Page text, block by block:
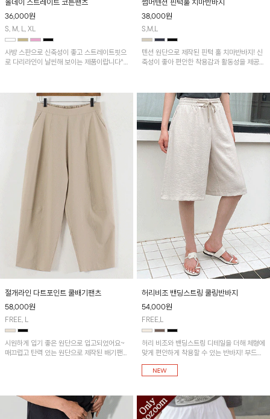
올데이 스트레이트 코튼팬츠
36,000원
S, M, L, XL
사방 스판으로 신축성이 좋고 스트레이트핏으
로 다리라인이 날씬해 보이는 제품이랍니다^^
썸머텐션 핀턱훌 치마반바지
38,000원
S,M,L
텐션 원단으로 제작된 핀턱 훌 치마반바지! 신
축성이 좋아 편안한 착용감과 활동성을 제공하
절개라인 다트포인트 쿨배기팬츠
58,000원
FREE, L
시원하게 입기 좋은 원단으로 입고되었어요~
매끄럽고 탄력 있는 원단으로 제작된 배기팬츠
허리비조 밴딩스트링 쿨링반바지
54,000원
FREE,L
허리 비조와 밴딩스트링 디테일을 더해 체형에
맞게 편안하게 착용할 수 있는 반바지! 부드럽
고 시원한 터치감의 혼방 소재를 사용해 한여
름에도 쾌적하게 입기 좋아요~